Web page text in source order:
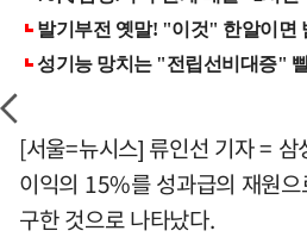
[서울=뉴시스] 류인선 기자 =
이익의 15%를 성과급의 재원
구한 것으로 나타났다.